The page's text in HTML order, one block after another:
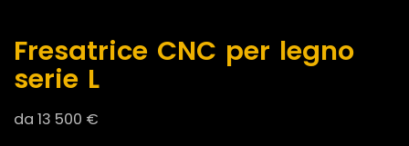
Fresatrice CNC per legno
serie L
da 13 500 €